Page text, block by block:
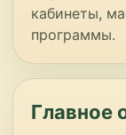
кабинеты,
программы.
Главное